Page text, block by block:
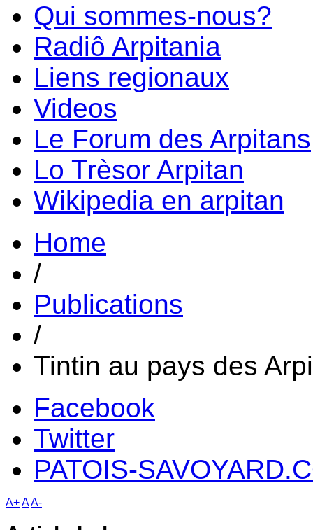
Qui sommes-nous?
Radiô Arpitania
Liens regionaux
Videos
Le Forum des Arpitans
Lo Trèsor Arpitan
Wikipedia en arpitan
Home
/
Publications
/
Tintin au pays des
Facebook
Twitter
PATOIS-
A+AA-